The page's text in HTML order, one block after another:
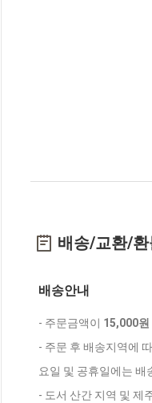
배송/교환/환
배송안내
- 주문금액이 15,000원
- 주문 후 배송지역에
요일 및 공휴일에는 배
- 도서 산간 지역 및 제